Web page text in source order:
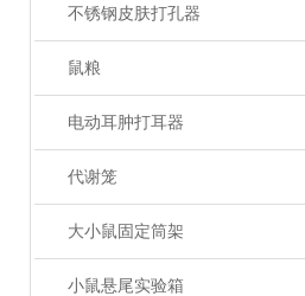
不锈钢皮肤打孔器
鼠粮
电动耳肿打耳器
代谢笼
大小鼠固定筒架
小鼠悬尾实验箱